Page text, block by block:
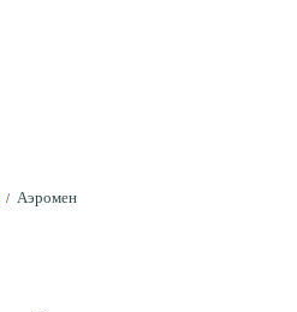
/ Аэромен